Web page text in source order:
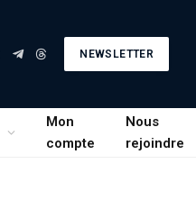
TelegramThreads
NEWSLETTER
Mon
compte
Nous
rejoindre